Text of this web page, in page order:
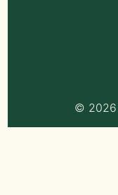
© 2026